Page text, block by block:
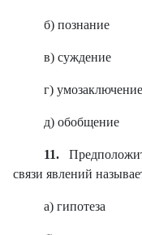
б) познание
в) суждение
г) умозаключение
д) обобщение
11.
связи явлений
а) гипотеза